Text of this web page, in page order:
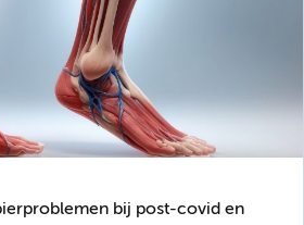
bij post-covid en